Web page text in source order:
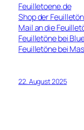
Feuilletoene.de
Shop der
Mail an die
Feuilletöne bei
Feuilletöne bei
22. August 2025